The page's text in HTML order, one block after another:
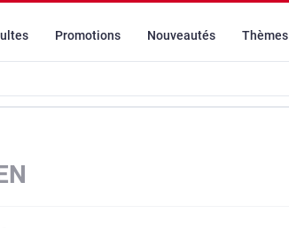
Promotions Nouveautés Thèmes